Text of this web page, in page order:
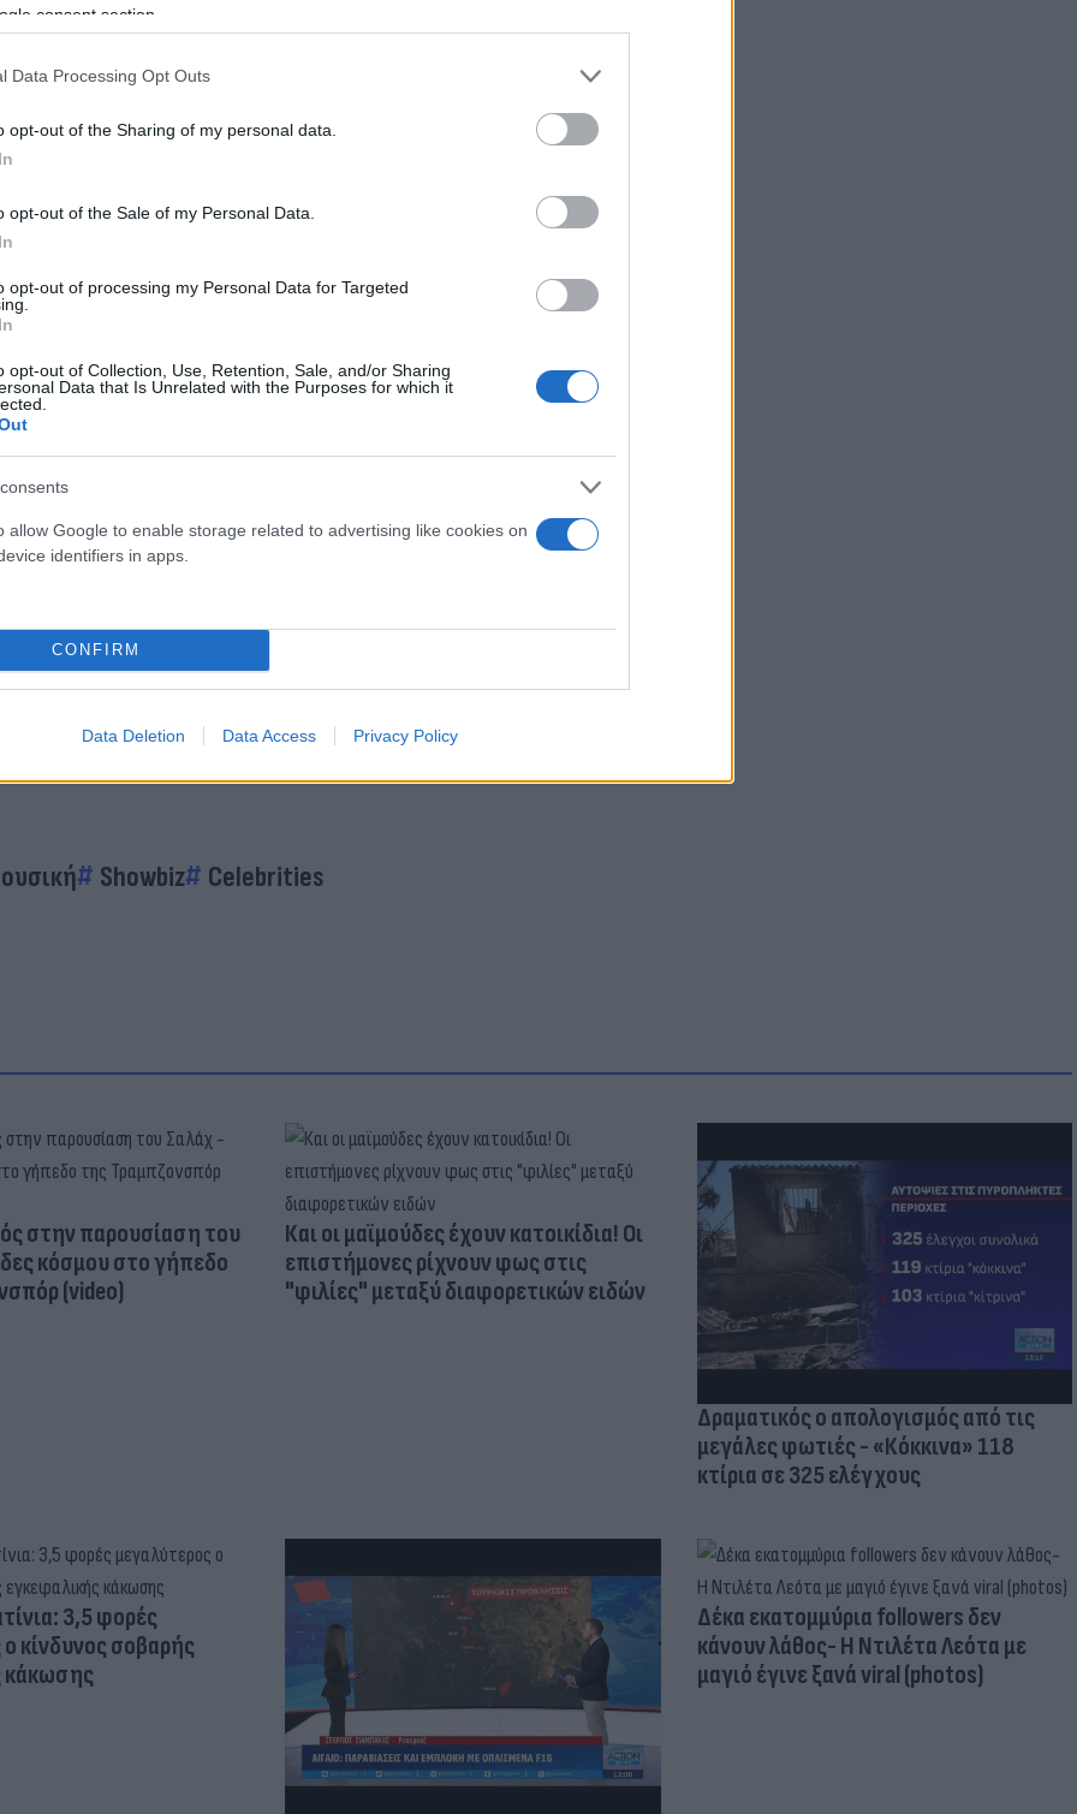
consent section.
Data Processing Opt Outs
opt-out of the Sharing of my personal data.
opt-out of the Sale of my Personal Data.
opt-out of processing my Personal Data for Targeted
opt-out of Collection, Use, Retention, Sale, and/or Sharing
Data that Is Unrelated with the Purposes for which it
allow Google to enable storage related to advertising like cookies on
identifiers in apps.
CONFIRM
Data Deletion Data Access Privacy Policy
νυχτοκάματο -«Γύρισε την πλάτη» σε Βίσση,
κόσμου στη συναυλία της στη ΔΕΘ - 10.000 άτομα
out παράσταση του Ηρωδείου «Ικέτιδες» - Ποιοι την
Eurovision: Ειλικρινής αντίδραση - Στα
12 φιναλίστ του ελληνικού τελικού - Ακούστε τα
Showbiz Celebrities
στην παρουσίαση του
κόσμου στο γήπεδο
(video)
Και οι μαϊμούδες έχουν κατοικίδια! Οι
επιστήμονες ρίχνουν φως στις
"φιλίες" μεταξύ διαφορετικών ειδών
Δραματικός ο απολογισμός από τις
μεγάλες φωτιές - «Κόκκινα» 118
κτίρια σε 325 ελέγχους
3,5 φορές
κίνδυνος σοβαρής
κάκωσης
Δέκα εκατομμύρια followers δεν
κάνουν λάθος- Η Ντιλέτα Λεότα με
μαγιό έγινε ξανά viral (photos)